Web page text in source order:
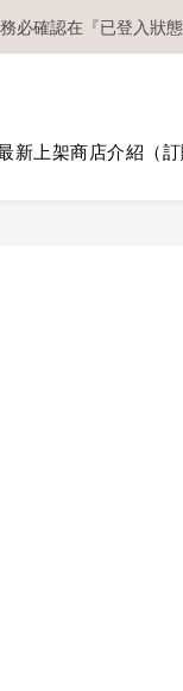
【現貨區】內款式均為
必確認在『已登入狀
豐快遞／本地及國際
新上架商店介紹（訂